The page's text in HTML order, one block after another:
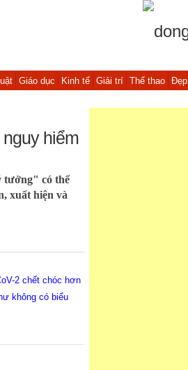
Giáo dục Kinh tế Giải trí Thể thao Đẹp
hiểm
tưởng" có thể
xuất hiện và
2 chết chóc hơn
không có biểu